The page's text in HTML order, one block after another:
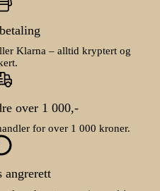
Klarna – alltid kryptert og
over 1 000,-
for over 1 000 kroner.
angrerett